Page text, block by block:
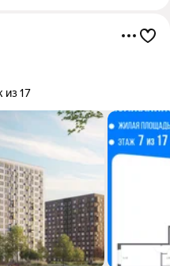
из 17